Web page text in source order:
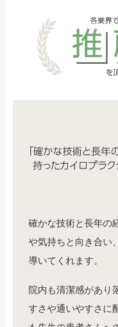
確かな技術と長年の
や気持ちと向き合い
導いてくれます。
院内も清潔感があり
すさや通いやすさに